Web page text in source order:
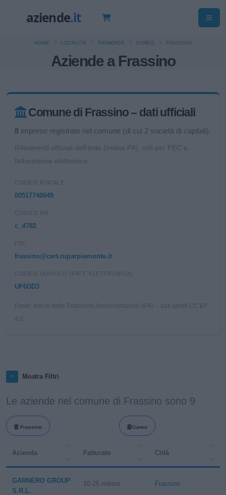
Aziende a Frassino
HOME LOCALITÀ PIEMONTE CUNEO FRASSINO
Comune di Frassino – dati ufficiali
8 imprese registrate nel comune (di cui 2 società di capitali).
Riferimenti ufficiali dell'ente (Indice PA), utili per PEC e
fatturazione elettronica.
CODICE FISCALE
00517740049
CODICE IPA
c_d782
PEC
frassino@cert.ruparpiemonte.it
CODICE UNIVOCO (FATT. ELETTRONICA)
UF6DD3
Fonte: Indice delle Pubbliche Amministrazioni (IPA) – dati aperti CC BY
Mostra Filtri
Le aziende nel comune di Frassino sono 9
Frassino Cuneo
Azienda Fatturato Città
GARNERO GROUP
S.R.L.
10-25 milioni Frassino